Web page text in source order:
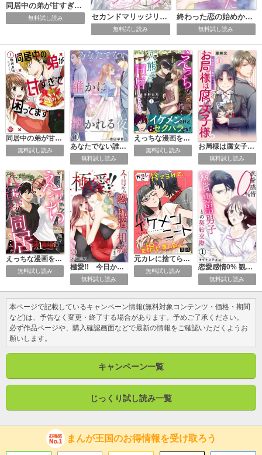
同居中の弟が甘すぎて困ってます
無料試し読み セカンドマリッジリング
無料試し読み
終わった恋の始めかた 産めない私が堕ちる恋
無料試し読み
同居中の弟が甘すぎて困ってます【単行本版】
無料試し読み あなたでない誰かに抱かれる夜
無料試し読み
えっちな漫画を描く八熊先生と同居してみた【電子単行本版】
無料試し読み お局様は腐女子様!?～3次元年下男子はお断り！
無料試し読み
えっちな漫画を描く八熊先生と同居してみた
無料試し読み 極愛!! 今日から恋と極道、相続します
無料試し読み
元カレに捨てられて、イケメンニートを拾いました。
無料試し読み 恋愛感情0% 観賞専用男子との契約交際
無料試し読み
本ページで記載しているキャンペーン情報(無料対象コンテンツ・価格・期間
など)は、予告なく変更・終了する場合があります。予めご了承ください。
必ず作品ページや、購入確認画面などで最新の情報をご確認いただくようお
願いします。
キャンペーン一覧
じっくり試し読み一覧
まんが王国のお得情報を受け取ろう